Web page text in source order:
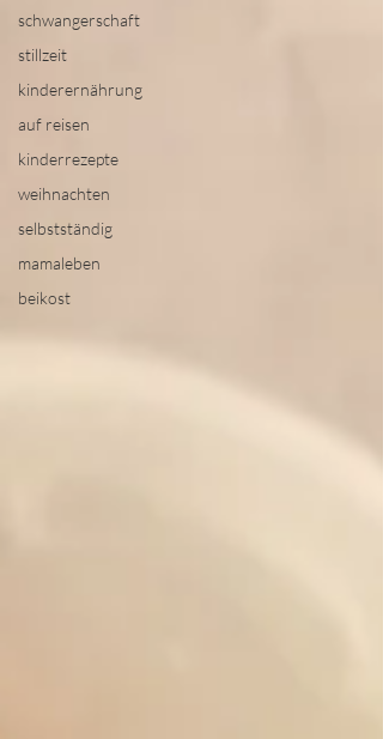
schwangerschaft
stillzeit
kinderernährung
auf reisen
kinderrezepte
weihnachten
selbstständig
mamaleben
beikost